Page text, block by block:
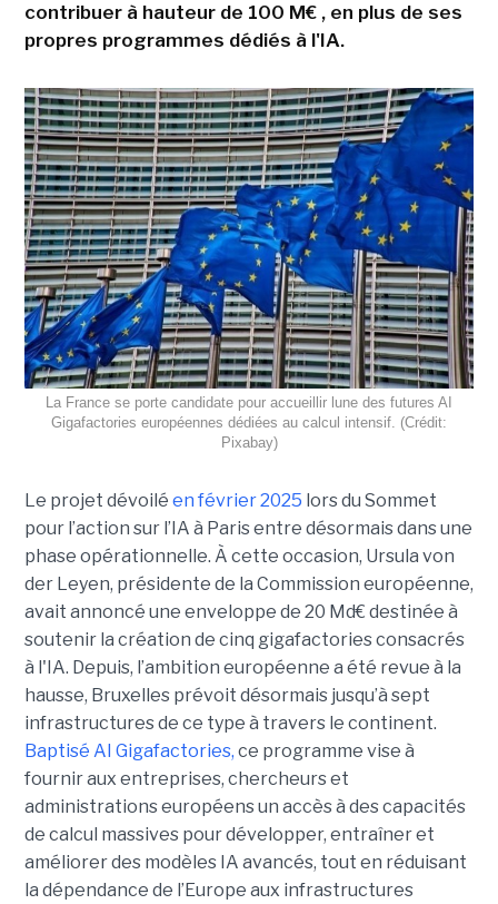
contribuer à hauteur de 100 M€ , en plus de ses
propres programmes dédiés à l'IA.
La France se porte candidate pour accueillir lune des futures AI
Gigafactories européennes dédiées au calcul intensif. (Crédit:
Pixabay)
Le projet dévoilé en février 2025 lors du Sommet
pour l’action sur l’IA à Paris entre désormais dans une
phase opérationnelle. À cette occasion, Ursula von
der Leyen, présidente de la Commission européenne,
avait annoncé une enveloppe de 20 Md€ destinée à
soutenir la création de cinq gigafactories consacrés
à l'IA. Depuis, l’ambition européenne a été revue à la
hausse, Bruxelles prévoit désormais jusqu’à sept
infrastructures de ce type à travers le continent.
Baptisé AI Gigafactories, ce programme vise à
fournir aux entreprises, chercheurs et
administrations européens un accès à des capacités
de calcul massives pour développer, entraîner et
améliorer des modèles IA avancés, tout en réduisant
la dépendance de l’Europe aux infrastructures